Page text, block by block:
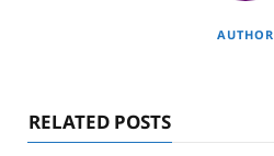
AUTHOR
RELATED POSTS